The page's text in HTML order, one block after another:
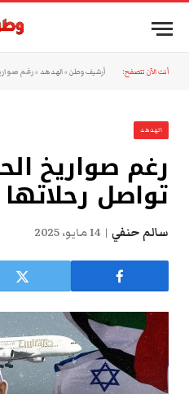
أنت الآن تتصفح: أرشيف وطن »الهدهد »رغم
الهدهد
رغم صواريخ
تواصل
سالم حنفي 14 مايو، 2025